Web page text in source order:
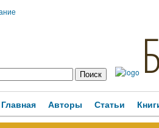
Главная Авторы Статьи